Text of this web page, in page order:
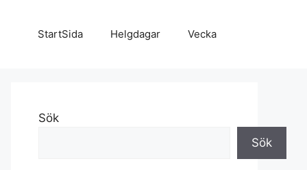
StartSida Helgdagar Vecka
Sök
Sök